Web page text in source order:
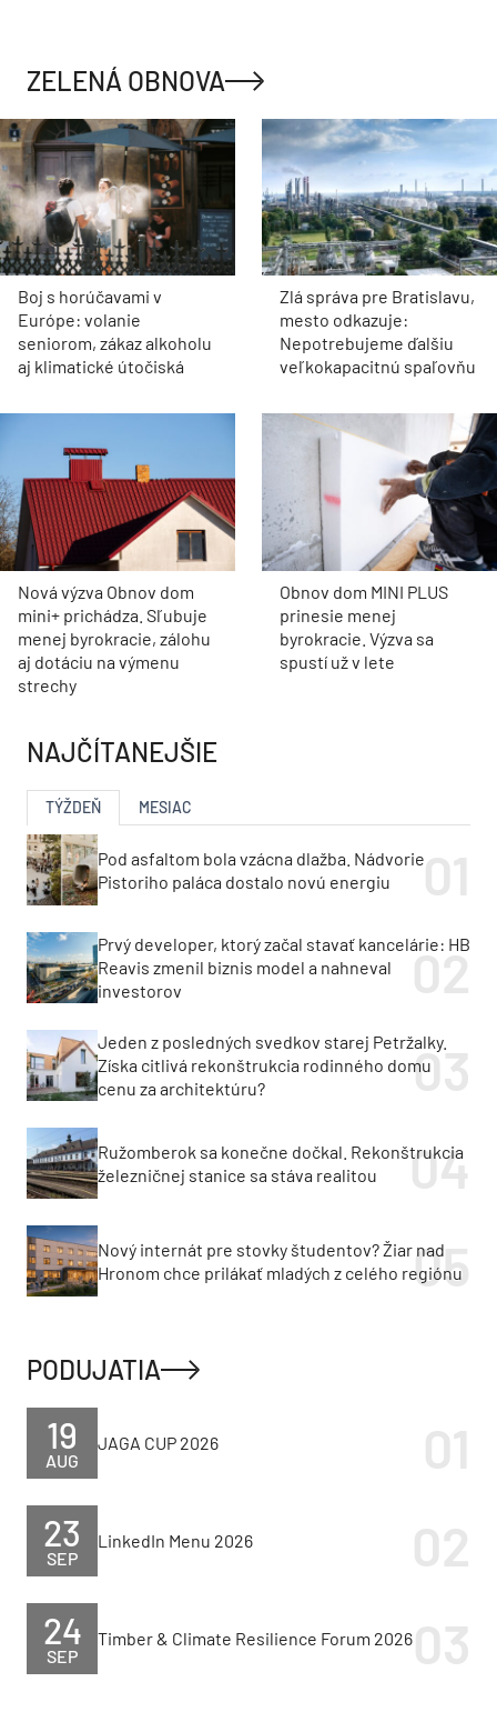
ZELENÁ OBNOVA
Boj s horúčavami v
Európe: volanie
seniorom, zákaz alkoholu
aj klimatické útočiská
Zlá správa pre Bratislavu,
mesto odkazuje:
Nepotrebujeme ďalšiu
veľkokapacitnú spaľovňu
Nová výzva Obnov dom
mini+ prichádza. Sľubuje
menej byrokracie, zálohu
aj dotáciu na výmenu
strechy
Obnov dom MINI PLUS
prinesie menej
byrokracie. Výzva sa
spustí už v lete
NAJČÍTANEJŠIE
TÝŽDEŇ MESIAC
Pod asfaltom bola vzácna dlažba. Nádvorie
Pistoriho paláca dostalo novú energiu
Prvý developer, ktorý začal stavať kancelárie: HB
Reavis zmenil biznis model a nahneval
investorov
Jeden z posledných svedkov starej Petržalky.
Získa citlivá rekonštrukcia rodinného domu
cenu za architektúru?
Ružomberok sa konečne dočkal. Rekonštrukcia
železničnej stanice sa stáva realitou
Nový internát pre stovky študentov? Žiar nad
Hronom chce prilákať mladých z celého regiónu
PODUJATIA
AUG
19 JAGA CUP 2026
SEP
23 LinkedIn Menu 2026
SEP
24 Timber & Climate Resilience Forum 2026